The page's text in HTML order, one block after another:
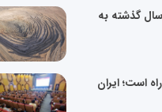
در سال گذشته به
است؛ ایران